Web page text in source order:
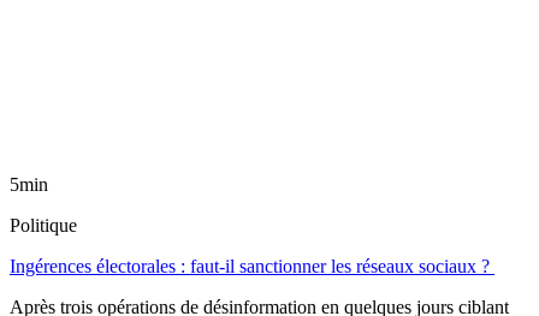
5min
Politique
Ingérences électorales : faut-il sanctionner les réseaux sociaux ?
Après trois opérations de désinformation en quelques jours ciblant